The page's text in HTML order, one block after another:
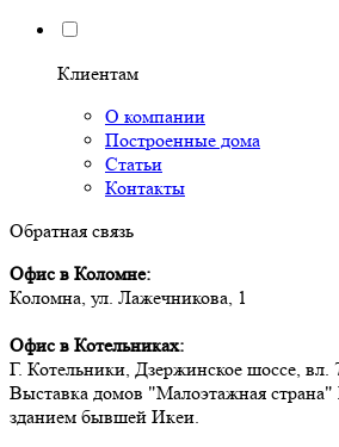
Клиентам
О компании
Построенные дома
Статьи
Контакты
Обратная связь
Офис в Коломне:
Коломна, ул. Лажечникова, 1
Офис в Котельниках:
Г. Котельники, Дзержинское шоссе, вл.
Выставка домов "Малоэтажная страна"
зданием бывшей Икеи.